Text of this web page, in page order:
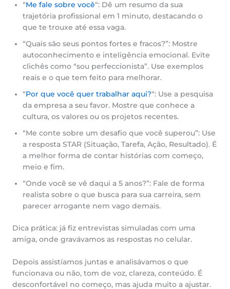
“Me fale sobre você“: Dê um resumo da sua
trajetória profissional em 1 minuto, destacando o
que te trouxe até essa vaga.
“Quais são seus pontos fortes e fracos?”: Mostre
autoconhecimento e inteligência emocional. Evite
clichês como “sou perfeccionista”. Use exemplos
reais e o que tem feito para melhorar.
“Por que você quer trabalhar aqui?“: Use a pesquisa
da empresa a seu favor. Mostre que conhece a
cultura, os valores ou os projetos recentes.
“Me conte sobre um desafio que você superou”: Use
a resposta STAR (Situação, Tarefa, Ação, Resultado). É
a melhor forma de contar histórias com começo,
meio e fim.
“Onde você se vê daqui a 5 anos?”: Fale de forma
realista sobre o que busca para sua carreira, sem
parecer arrogante nem vago demais.
Dica prática: já fiz entrevistas simuladas com uma
amiga, onde gravávamos as respostas no celular.
Depois assistíamos juntas e analisávamos o que
funcionava ou não, tom de voz, clareza, conteúdo. É
desconfortável no começo, mas ajuda muito a ajustar.